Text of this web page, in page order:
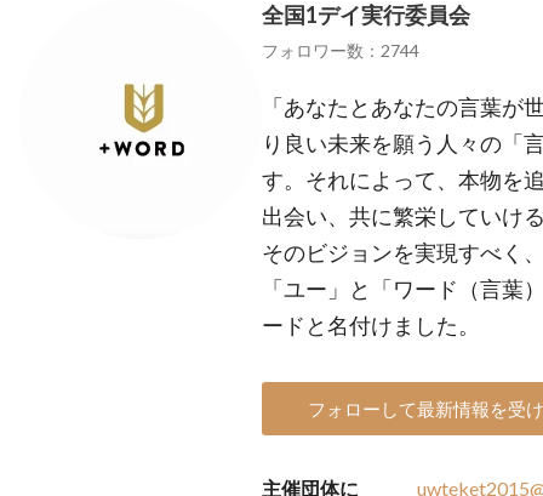
全国1デイ実行委員会
フォロワー数：2744
「あなたとあなたの言葉が
り良い未来を願う人々の「
す。それによって、本物を
出会い、共に繁栄していけ
そのビジョンを実現すべく
「ユー」と「ワード（言葉
ードと名付けました。
フォローして最新情報を受
主催団体に